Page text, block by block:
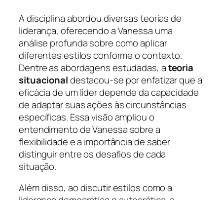
A disciplina abordou diversas teorias de
liderança, oferecendo a Vanessa uma
análise profunda sobre como aplicar
diferentes estilos conforme o contexto.
Dentre as abordagens estudadas, ateoria
situacionaldestacou-se por enfatizar que a
eficácia de um líder depende da capacidade
de adaptar suas ações às circunstâncias
específicas. Essa visão ampliou o
entendimento de Vanessa sobre a
flexibilidade e a importância de saber
distinguir entre os desafios de cada
situação.
Além disso, ao discutir estilos como a